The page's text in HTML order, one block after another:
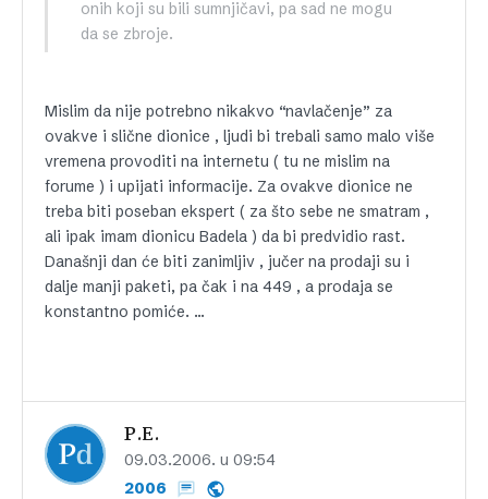
onih koji su bili sumnjičavi, pa sad ne mogu
da se zbroje.
Mislim da nije potrebno nikakvo “navlačenje” za
ovakve i slične dionice , ljudi bi trebali samo malo više
vremena provoditi na internetu ( tu ne mislim na
forume ) i upijati informacije. Za ovakve dionice ne
treba biti poseban ekspert ( za što sebe ne smatram ,
ali ipak imam dionicu Badela ) da bi predvidio rast.
Današnji dan će biti zanimljiv , jučer na prodaji su i
dalje manji paketi, pa čak i na 449 , a prodaja se
konstantno pomiće. …
P.E.
09.03.2006. u 09:54
2006